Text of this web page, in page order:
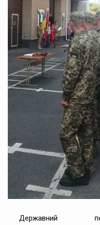
Державний